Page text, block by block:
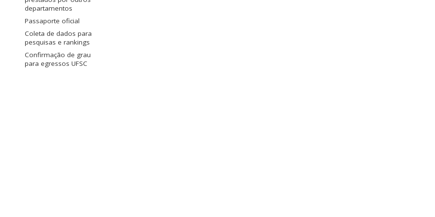
departamentos
Passaporte oficial
Coleta de dados para
pesquisas e rankings
Confirmação de grau
para egressos UFSC